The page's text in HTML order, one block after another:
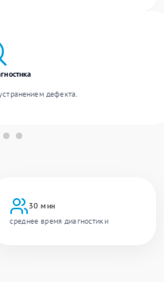
30 мин
среднее время диагностики
дефекта.